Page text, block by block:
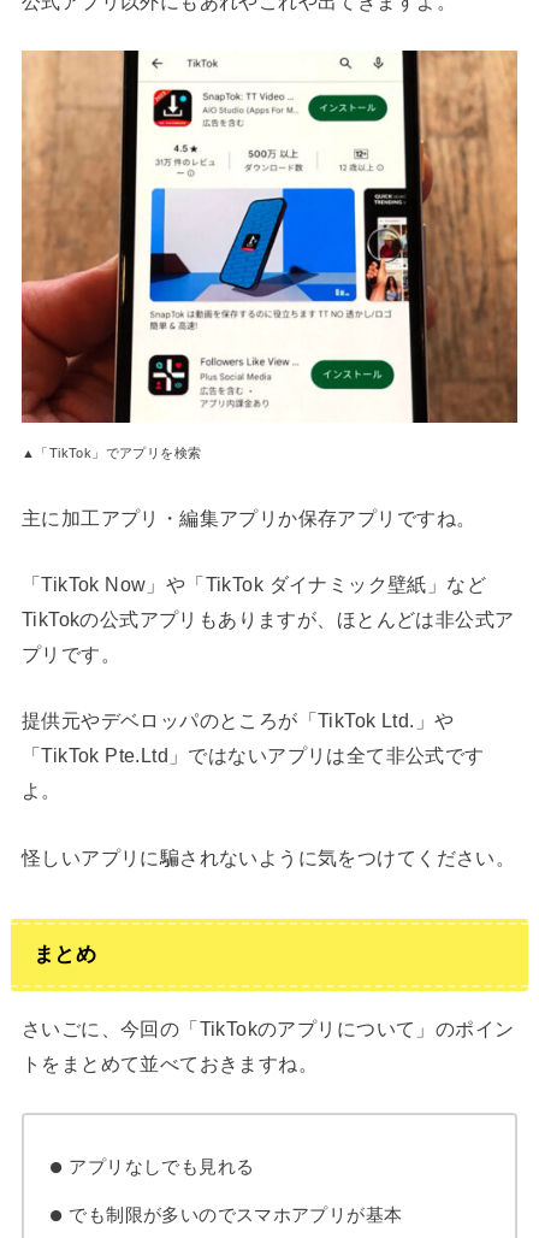
▲「TikTok」でアプリを検索
主に加工アプリ・編集アプリか保存アプリですね。
「TikTok Now」や「TikTok ダイナミック壁紙」など
TikTokの公式アプリもありますが、ほとんどは非公式ア
プリです。
提供元やデベロッパのところが「TikTok Ltd.」や
「TikTok Pte.Ltd」ではないアプリは全て非公式です
よ。
怪しいアプリに騙されないように気をつけてください。
まとめ
さいごに、今回の「TikTokのアプリについて」のポイン
トをまとめて並べておきますね。
アプリなしでも見れる
でも制限が多いのでスマホアプリが基本